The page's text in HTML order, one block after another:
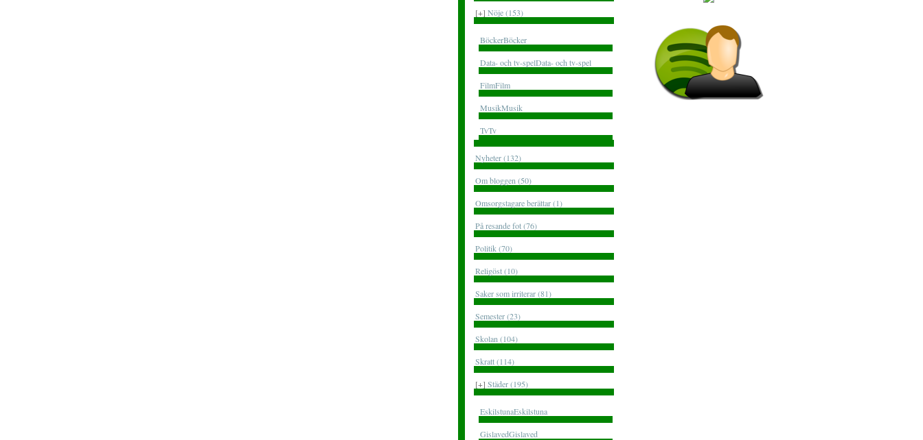
[+] Nöje (153)
BöckerBöcker
Data- och tv-spelData- och tv-spel
FilmFilm
MusikMusik
TvTv
Nyheter (132)
Om bloggen (50)
Omsorgstagare berättar (1)
På resande fot (76)
Politik (70)
Religöst (10)
Saker som irriterar (81)
Semester (23)
Skolan (104)
Skratt (114)
[+] Städer (195)
EskilstunaEskilstuna
GislavedGislaved